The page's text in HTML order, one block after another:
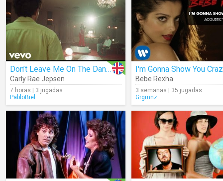
Don’t Leave Me On The Dance Floor
Carly Rae Jepsen
7 horas | 3 jugadas
PabloBiel
Bebe Rexha
3 semanas | 35 jugadas
Grgmnz